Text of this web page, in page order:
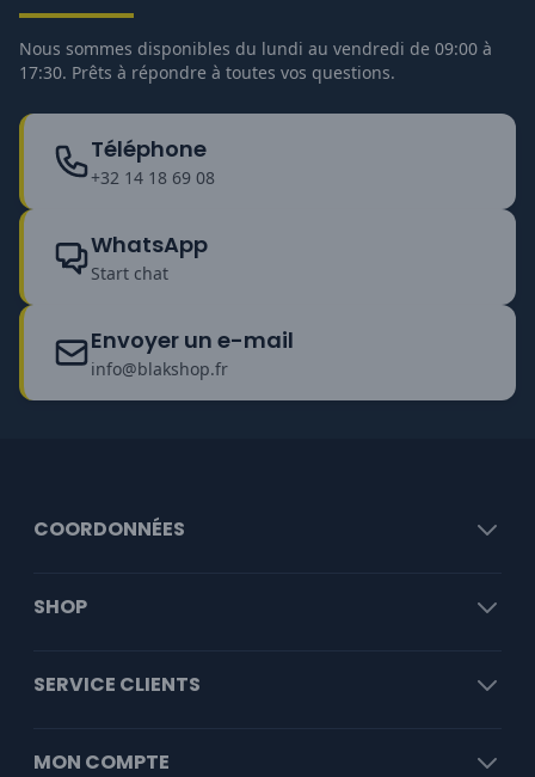
Nous sommes disponibles du lundi au vendredi de 09:00 à
17:30. Prêts à répondre à toutes vos questions.
Téléphone
+32 14 18 69 08
WhatsApp
Start chat
Envoyer un e-mail
info@blakshop.fr
COORDONNÉES
SHOP
SERVICE CLIENTS
MON COMPTE